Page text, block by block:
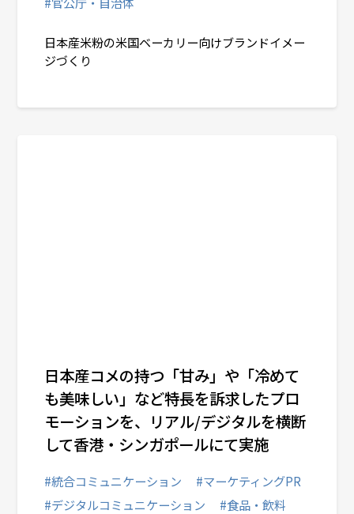
日本産米粉の米国ベーカリー向けブランドイメー
ジづくり
#統合コミュニケーション
#マーケティングPR
#デジタルコミュニケーション
#食品・飲料
日本産コメの持つ「甘み」や「冷めて
も美味しい」など特長を訴求したプロ
モーションを、リアル/デジタルを横断
して香港・シンガポールにて実施